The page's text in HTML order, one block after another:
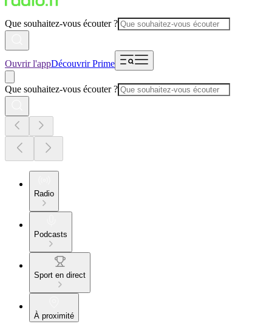
Que souhaitez-vous écouter ?
Ouvrir l'appDécouvrir Prime
Que souhaitez-vous écouter ?
Radio
Podcasts
Sport en direct
À proximité